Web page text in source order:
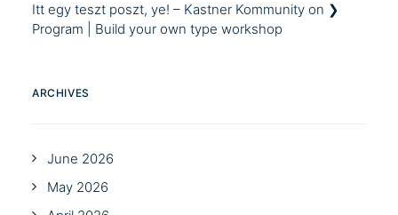
Itt egy teszt poszt, ye! – Kastner Kommunity on ❯
Program | Build your own type workshop
ARCHIVES
June 2026
May 2026